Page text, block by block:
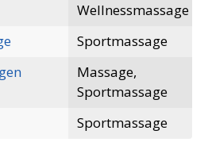
Wellnessmassage
Sportmassage
Massage,
Sportmassage
Sportmassage